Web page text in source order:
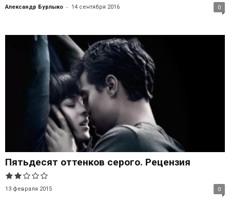
Александр Бурлыко - 14 сентября 2016 0
Пятьдесят оттенков серого. Рецензия
13 февраля 2015 0